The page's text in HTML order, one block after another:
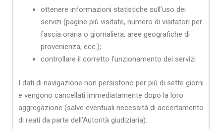
ottenere informazioni statistiche sull’uso dei
servizi (pagine più visitate, numero di visitatori per
fascia oraria o giornaliera, aree geografiche di
provenienza, ecc.);
controllare il corretto funzionamento dei servizi
I dati di navigazione non persistono per più di sette giorni
e vengono cancellati immediatamente dopo la loro
aggregazione (salve eventuali necessità di accertamento
di reati da parte dell’Autorità giudiziaria).